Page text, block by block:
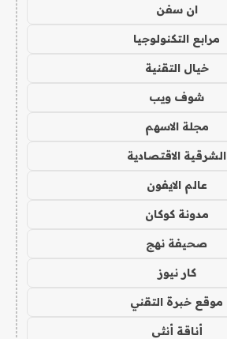
ان سفن
مرابع التكنولوجيا
خيال التقنية
شوف ويب
مجلة الاسهم
الشرقية الاقتصادية
عالم الايفون
مدونة كوكان
صحيفة نهج
كار نيوز
موقع خبرة التقني
أناقة أنثى